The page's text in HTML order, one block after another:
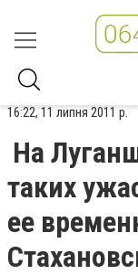
16:22, 11 липня 2011 р.
На
таких
ее